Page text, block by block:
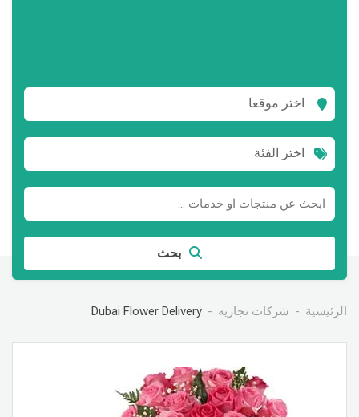
اختر موقعا
اختر الفئة
بحث
الرئيسية شركات تجاريه Dubai Flower Delivery